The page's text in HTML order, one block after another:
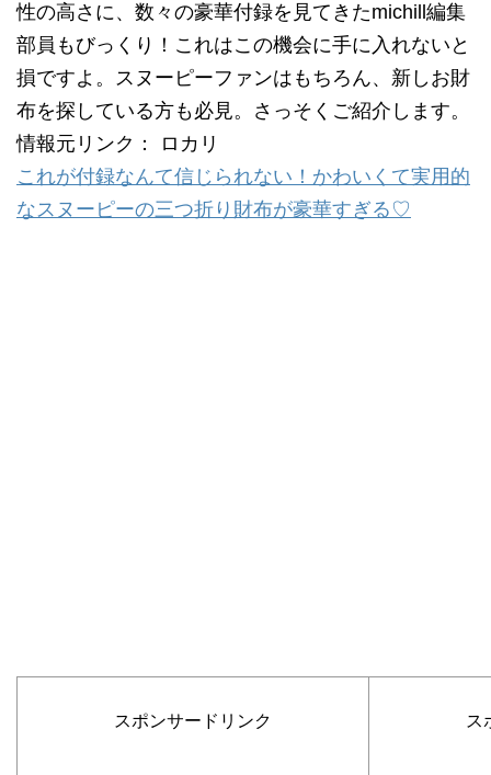
性の高さに、数々の豪華付録を見てきたmichill編集
部員もびっくり！これはこの機会に手に入れないと
損ですよ。スヌーピーファンはもちろん、新しお財
布を探している方も必見。さっそくご紹介します。
情報元リンク： ロカリ
これが付録なんて信じられない！かわいくて実用的
なスヌーピーの三つ折り財布が豪華すぎる♡
スポンサードリンク ス